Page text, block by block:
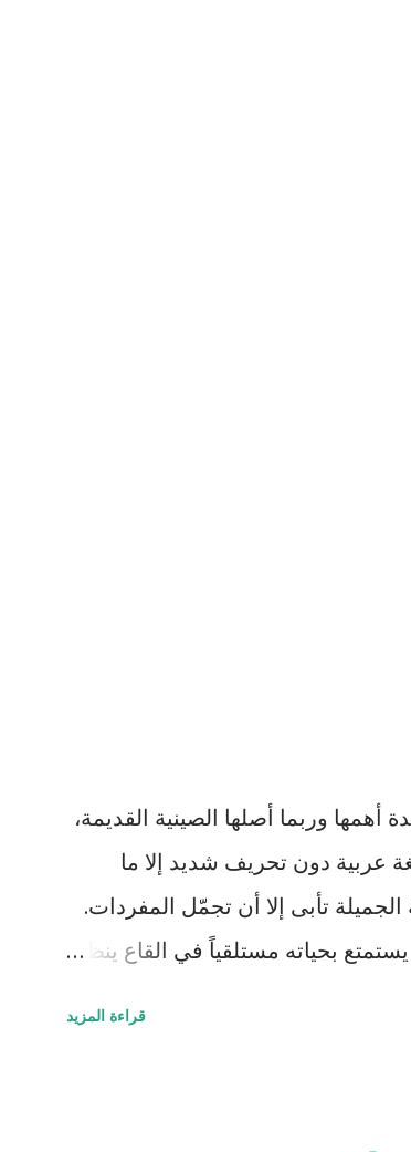
وربما أصلها الصينية القديمة،
عربية دون تحريف شديد إلا ما
الجميلة تأبى إلا أن تجمّل المفردات.
بحياته مستلقياً في القاع ينظر
قراءة المزيد